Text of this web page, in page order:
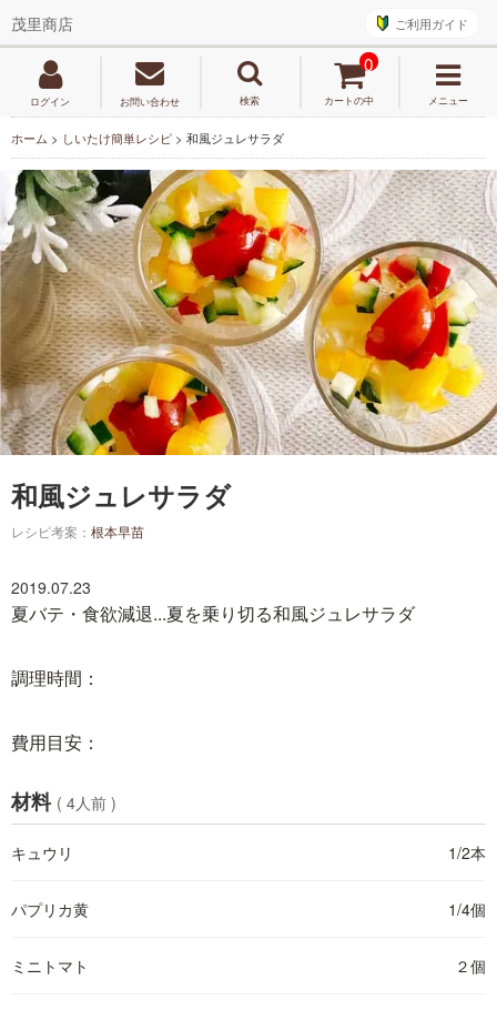
茂里商店 ご利用ガイド
ログイン お問い合わせ 検索 カートの中
0
メニュー
ホーム > しいたけ簡単レシピ > 和風ジュレサラダ
和風ジュレサラダ
レシピ考案： 根本早苗
2019.07.23
夏バテ・食欲減退...夏を乗り切る和風ジュレサラダ
調理時間：
費用目安：
材料 ( 4人前 )
キュウリ 1/2本
パプリカ黄 1/4個
ミニトマト ２個